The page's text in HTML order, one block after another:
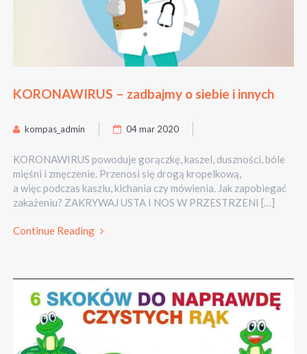
KORONAWIRUS – zadbajmy o siebie i innych
kompas_admin 04 mar 2020
KORONAWIRUS powoduje gorączkę, kaszel, duszności, bóle
mięśni i zmęczenie. Przenosi się drogą kropelkową,
a więc podczas kaszlu, kichania czy mówienia. Jak zapobiegać
zakażeniu? ZAKRYWAJ USTA I NOS W PRZESTRZENI […]
Continue Reading